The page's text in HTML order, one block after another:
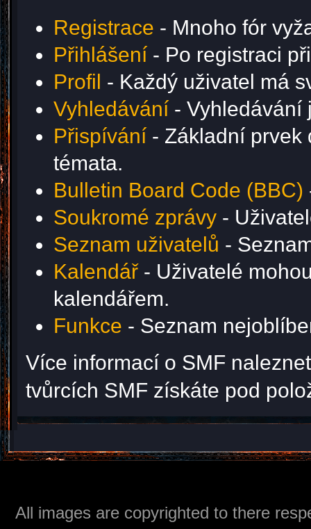
Registrace - Mnoho fór
Přihlášení - Po registraci
Profil - Každý uživatel má
Vyhledávání - Vyhledávání
Přispívání - Základní prvek
témata.
Bulletin Board Code (BBC)
Soukromé zprávy -
Seznam uživatelů -
Kalendář- Uživatelé
kalendářem.
Funkce - Seznam
Více informací o SMF
tvůrcích SMF získáte pod
All images are copyrighted to there